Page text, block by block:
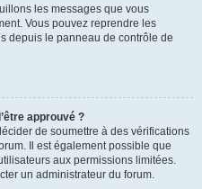
les messages que vous
Vous pouvez reprendre les
depuis le panneau de contrôle de
approuvé ?
de soumettre à des vérifications
Il est également possible que
aux permissions limitées.
un administrateur du forum.